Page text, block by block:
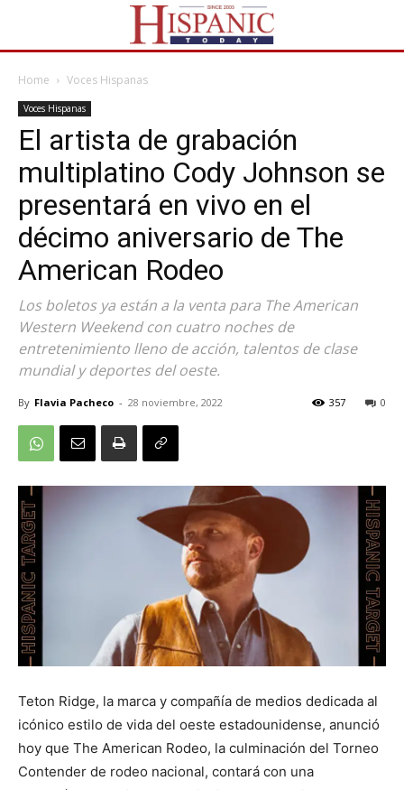
Home Voces Hispanas
Voces Hispanas
El artista de grabación
multiplatino Cody Johnson se
presentará en vivo en el
décimo aniversario de The
American Rodeo
Los boletos ya están a la venta para The American
Western Weekend con cuatro noches de
entretenimiento lleno de acción, talentos de clase
mundial y deportes del oeste.
By Flavia Pacheco - 28 noviembre, 2022 0
357
Teton Ridge, la marca y compañía de medios dedicada al
icónico estilo de vida del oeste estadounidense, anunció
hoy que The American Rodeo, la culminación del Torneo
Contender de rodeo nacional, contará con una